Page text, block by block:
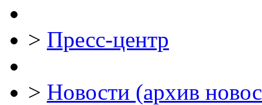
> Пресс-центр
> Новости (архив